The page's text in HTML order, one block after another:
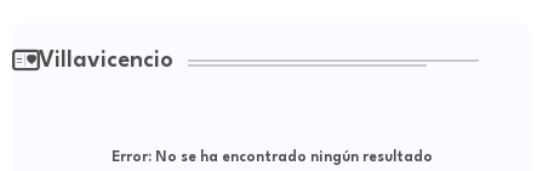
Villavicencio
Error:No se ha encontrado ningún resultado